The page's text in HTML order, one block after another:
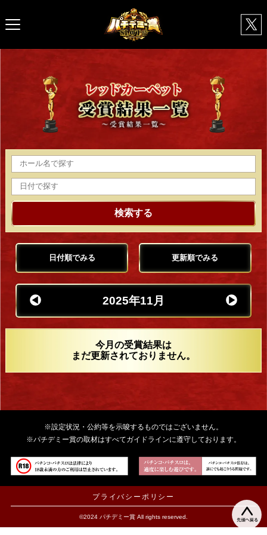
検索する
日付順でみる 更新順でみる
2025年11月
今月の受賞結果は
まだ更新されておりません。
※設定状況・公約等を示唆するものではございません。
※パチデミー賞の取材はすべてガイドラインに遵守しております。
プライバシーポリシー
©2024 パチデミー賞 All rights reserved.